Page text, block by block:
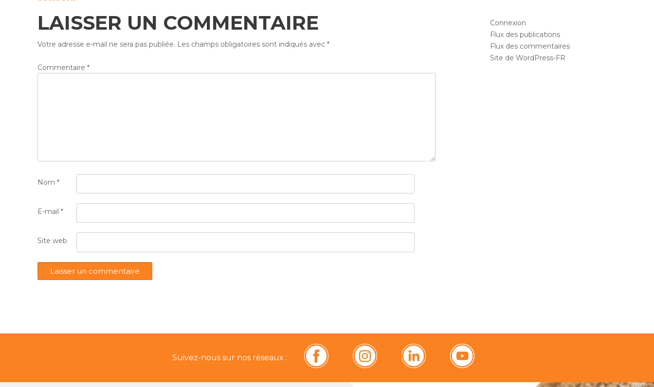
navigation
LAISSER UN COMMENTAIRE
Votre adresse e-mail ne sera pas publiée. Les champs obligatoires sont indiqués avec *
Commentaire *
Nom *
E-mail *
Site web
Connexion
Flux des publications
Flux des commentaires
Site de WordPress-FR
Suivez-nous sur nos réseaux :